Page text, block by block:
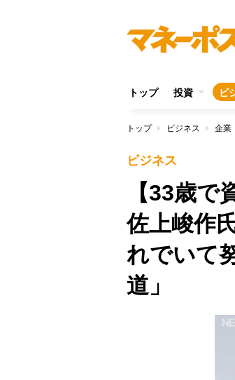
トップ 投資 ビ
トップ ビジネス 企業
ビジネス
【33歳で
佐上峻作
れでいて
道」